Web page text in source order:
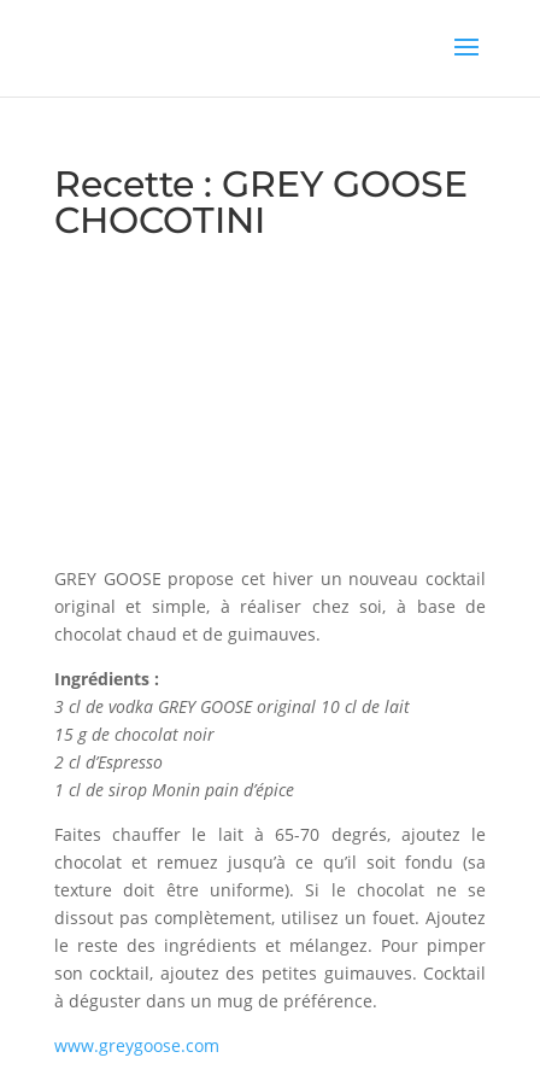
Recette : GREY GOOSE
CHOCOTINI
GREY GOOSE propose cet hiver un nouveau cocktail
original et simple, à réaliser chez soi, à base de
chocolat chaud et de guimauves.
Ingrédients :
3 cl de vodka GREY GOOSE original 10 cl de lait
15 g de chocolat noir
2 cl d’Espresso
1 cl de sirop Monin pain d’épice
Faites chauffer le lait à 65-70 degrés, ajoutez le
chocolat et remuez jusqu’à ce qu’il soit fondu (sa
texture doit être uniforme). Si le chocolat ne se
dissout pas complètement, utilisez un fouet. Ajoutez
le reste des ingrédients et mélangez. Pour pimper
son cocktail, ajoutez des petites guimauves. Cocktail
à déguster dans un mug de préférence.
www.greygoose.com